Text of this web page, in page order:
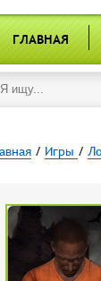
ГЛАВНАЯ
/ Игры /